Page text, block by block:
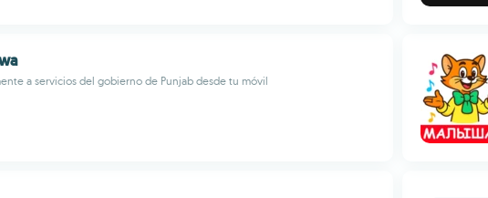
a servicios del gobierno de Punjab desde tu móvil